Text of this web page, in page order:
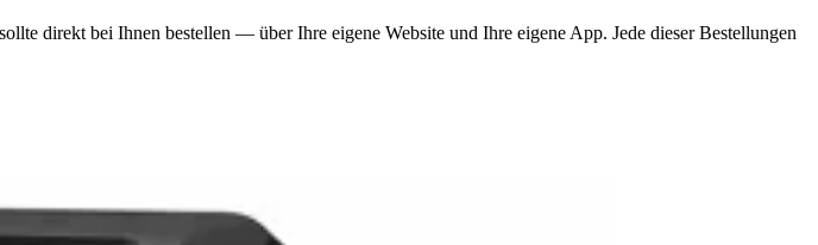
direkt bei Ihnen bestellen — über Ihre eigene Website und Ihre eigene App. Jede dieser Bestellungen